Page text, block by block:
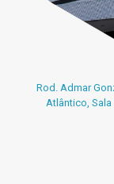
Rod. Admar
Atlântico, Sala